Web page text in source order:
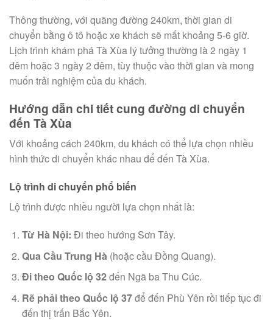
Thông thường, với quãng đường 240km, thời gian di
chuyển bằng ô tô hoặc xe khách sẽ mất khoảng 5-6 giờ.
Lịch trình khám phá Tà Xùa lý tưởng thường là 2 ngày 1
đêm hoặc 3 ngày 2 đêm, tùy thuộc vào thời gian và mong
muốn trải nghiệm của du khách.
Hướng dẫn chi tiết cung đường di chuyển
đến Tà Xùa
Với khoảng cách 240km, du khách có thể lựa chọn nhiều
hình thức di chuyển khác nhau để đến Tà Xùa.
Lộ trình di chuyển phổ biến
Lộ trình được nhiều người lựa chọn nhất là:
Từ Hà Nội: Đi theo hướng Sơn Tây.
Qua Cầu Trung Hà(hoặc cầu Đồng Quang).
Đi theo Quốc lộ 32đến Ngã ba Thu Cúc.
Rẽ phải theo Quốc lộ 37để đến Phù Yên rồi tiếp tục đi
đến thị trấn Bắc Yên.